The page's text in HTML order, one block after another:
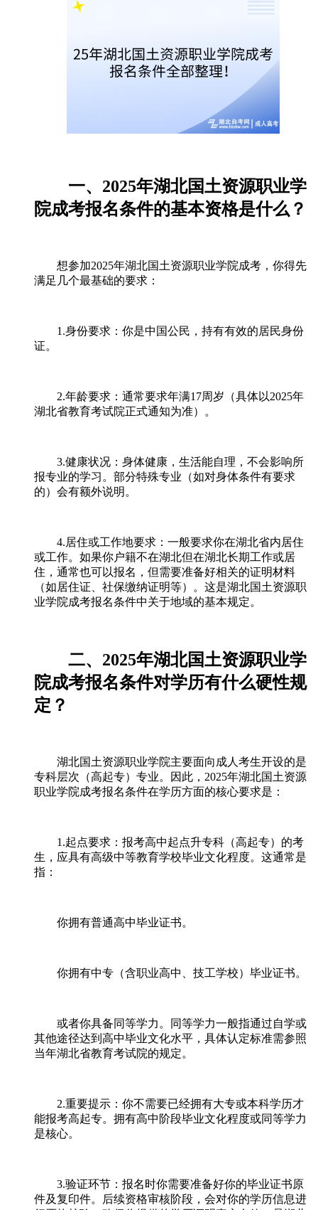
一、2025年湖北国土资源职业学
院成考报名条件的基本资格是什么？
想参加2025年湖北国土资源职业学院成考，你得先
满足几个最基础的要求：
1.身份要求：你是中国公民，持有有效的居民身份
证。
2.年龄要求：通常要求年满17周岁（具体以2025年
湖北省教育考试院正式通知为准）。
3.健康状况：身体健康，生活能自理，不会影响所
报专业的学习。部分特殊专业（如对身体条件有要求
的）会有额外说明。
4.居住或工作地要求：一般要求你在湖北省内居住
或工作。如果你户籍不在湖北但在湖北长期工作或居
住，通常也可以报名，但需要准备好相关的证明材料
（如居住证、社保缴纳证明等）。这是湖北国土资源职
业学院成考报名条件中关于地域的基本规定。
二、2025年湖北国土资源职业学
院成考报名条件对学历有什么硬性规
定？
湖北国土资源职业学院主要面向成人考生开设的是
专科层次（高起专）专业。因此，2025年湖北国土资源
职业学院成考报名条件在学历方面的核心要求是：
1.起点要求：报考高中起点升专科（高起专）的考
生，应具有高级中等教育学校毕业文化程度。这通常是
指：
你拥有普通高中毕业证书。
你拥有中专（含职业高中、技工学校）毕业证书。
或者你具备同等学力。同等学力一般指通过自学或
其他途径达到高中毕业文化水平，具体认定标准需参照
当年湖北省教育考试院的规定。
2.重要提示：你不需要已经拥有大专或本科学历才
能报考高起专。拥有高中阶段毕业文化程度或同等学力
是核心。
3.验证环节：报名时你需要准备好你的毕业证书原
件及复印件。后续资格审核阶段，会对你的学历信息进